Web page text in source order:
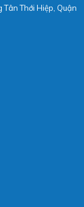
Thới Hiệp, Quận